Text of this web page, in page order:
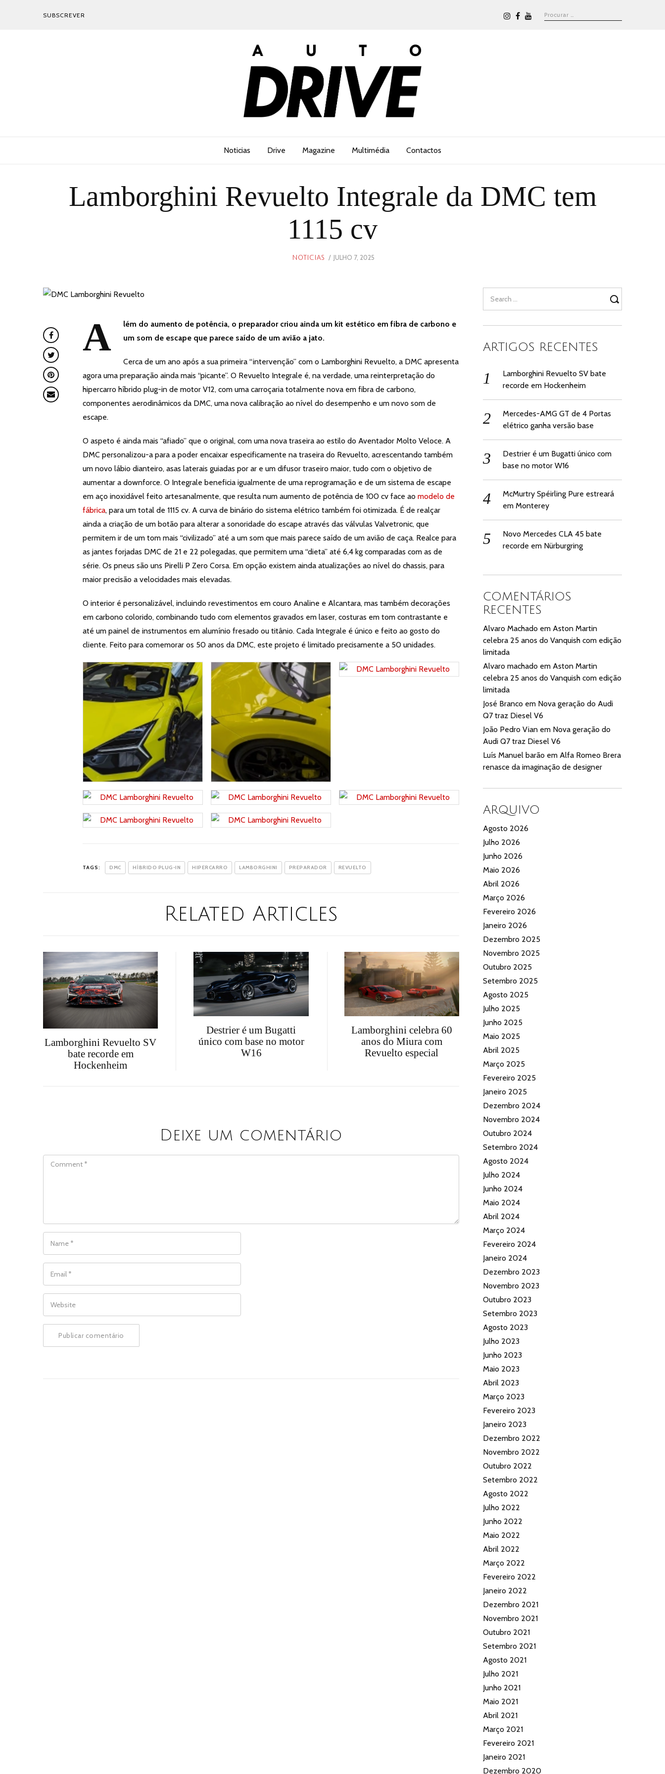
SUBSCREVER
Noticias Drive Magazine Multimédia Contactos
Lamborghini Revuelto Integrale da DMC tem
1115 cv
NOTICIAS
POSTED
JULHO 7, 2025
A
lém do aumento de potência, o preparador criou ainda um kit estético em fibra de carbono e
um som de escape que parece saído de um avião a jato.
Cerca de um ano após a sua primeira “intervenção” com o Lamborghini Revuelto, a DMC apresenta
agora uma preparação ainda mais “picante”. O Revuelto Integrale é, na verdade, uma reinterpretação do
hipercarro híbrido plug-in de motor V12, com uma carroçaria totalmente nova em fibra de carbono,
componentes aerodinâmicos da DMC, uma nova calibração ao nível do desempenho e um novo som de
escape.
O aspeto é ainda mais “afiado” que o original, com uma nova traseira ao estilo do Aventador Molto Veloce. A
DMC personalizou-a para a poder encaixar especificamente na traseira do Revuelto, acrescentando também
um novo lábio dianteiro, asas laterais guiadas por ar e um difusor traseiro maior, tudo com o objetivo de
aumentar a downforce. O Integrale beneficia igualmente de uma reprogramação e de um sistema de escape
em aço inoxidável feito artesanalmente, que resulta num aumento de potência de 100 cv face ao modelo de
fábrica, para um total de 1115 cv. A curva de binário do sistema elétrico também foi otimizada. É de realçar
ainda a criação de um botão para alterar a sonoridade do escape através das válvulas Valvetronic, que
permitem ir de um tom mais “civilizado” até a um som que mais parece saído de um avião de caça. Realce para
as jantes forjadas DMC de 21 e 22 polegadas, que permitem uma “dieta” até 6,4 kg comparadas com as de
série. Os pneus são uns Pirelli P Zero Corsa. Em opção existem ainda atualizações ao nível do chassis, para
maior precisão a velocidades mais elevadas.
O interior é personalizável, incluindo revestimentos em couro Analine e Alcantara, mas também decorações
em carbono colorido, combinando tudo com elementos gravados em laser, costuras em tom contrastante e
até um painel de instrumentos em alumínio fresado ou titânio. Cada Integrale é único e feito ao gosto do
cliente. Feito para comemorar os 50 anos da DMC, este projeto é limitado precisamente a 50 unidades.
TAGS: DMC HÍBRIDO PLUG-IN HIPERCARRO LAMBORGHINI PREPARADOR REVUELTO
Related Articles
Lamborghini Revuelto SV
bate recorde em
Hockenheim
Destrier é um Bugatti
único com base no motor
W16
Lamborghini celebra 60
anos do Miura com
Revuelto especial
Deixe um comentário
for:
ARTIGOS RECENTES
Lamborghini Revuelto SV bate
recorde em Hockenheim
Mercedes-AMG GT de 4 Portas
elétrico ganha versão base
Destrier é um Bugatti único com
base no motor W16
McMurtry Spéirling Pure estreará
em Monterey
Novo Mercedes CLA 45 bate
recorde em Nürburgring
COMENTÁRIOS
RECENTES
Alvaro Machado emAston Martin
celebra 25 anos do Vanquish com edição
limitada
Alvaro machado emAston Martin
celebra 25 anos do Vanquish com edição
limitada
José Branco em Nova geração do Audi
Q7 traz Diesel V6
João Pedro Vian em Nova geração do
Audi Q7 traz Diesel V6
Luís Manuel barão emAlfa Romeo Brera
renasce da imaginação de designer
ARQUIVO
Agosto 2026
Julho 2026
Junho 2026
Maio 2026
Abril 2026
Março 2026
Fevereiro 2026
Janeiro 2026
Dezembro 2025
Novembro 2025
Outubro 2025
Setembro 2025
Agosto 2025
Julho 2025
Junho 2025
Maio 2025
Abril 2025
Março 2025
Fevereiro 2025
Janeiro 2025
Dezembro 2024
Novembro 2024
Outubro 2024
Setembro 2024
Agosto 2024
Julho 2024
Junho 2024
Maio 2024
Abril 2024
Março 2024
Fevereiro 2024
Janeiro 2024
Dezembro 2023
Novembro 2023
Outubro 2023
Setembro 2023
Agosto 2023
Julho 2023
Junho 2023
Maio 2023
Abril 2023
Março 2023
Fevereiro 2023
Janeiro 2023
Dezembro 2022
Novembro 2022
Outubro 2022
Setembro 2022
Agosto 2022
Julho 2022
Junho 2022
Maio 2022
Abril 2022
Março 2022
Fevereiro 2022
Janeiro 2022
Dezembro 2021
Novembro 2021
Outubro 2021
Setembro 2021
Agosto 2021
Julho 2021
Junho 2021
Maio 2021
Abril 2021
Março 2021
Fevereiro 2021
Janeiro 2021
Dezembro 2020